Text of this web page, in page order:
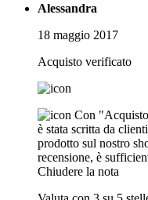
Alessandra
18 maggio 2017
Acquisto verificato
Con
è stata scritta da
prodotto sul nostro
recensione, è
Chiudere la nota